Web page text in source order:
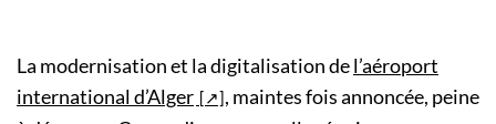
La modernisation et la digitalisation del’aéroport
international d’Alger
, maintes fois annoncée, peine